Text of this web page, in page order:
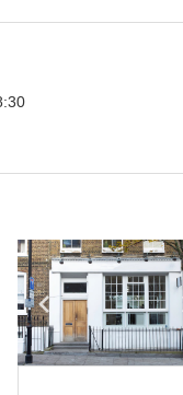
next slide
Show